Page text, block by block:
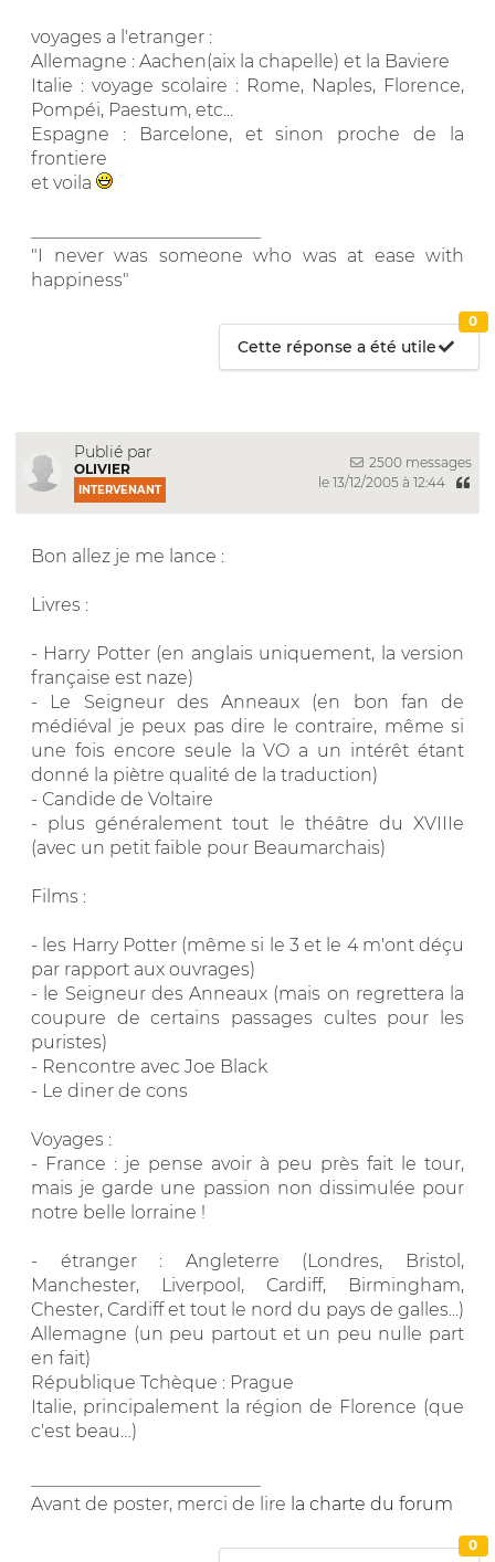
voyages a l'etranger :
Allemagne : Aachen(aix la chapelle) et la Baviere
Italie : voyage scolaire : Rome, Naples, Florence,
Pompéi, Paestum, etc...
Espagne : Barcelone, et sinon proche de la
frontiere
et voila
"I never was someone who was at ease with
happiness"
Cette réponse a été utile
0
Publié par
OLIVIER
INTERVENANT
2500 messages
le 13/12/2005 à 12:44
Bon allez je me lance :
Livres :
- Harry Potter (en anglais uniquement, la version
française est naze)
- Le Seigneur des Anneaux (en bon fan de
médiéval je peux pas dire le contraire, même si
une fois encore seule la VO a un intérêt étant
donné la piètre qualité de la traduction)
- Candide de Voltaire
- plus généralement tout le théâtre du XVIIIe
(avec un petit faible pour Beaumarchais)
Films :
- les Harry Potter (même si le 3 et le 4 m'ont déçu
par rapport aux ouvrages)
- le Seigneur des Anneaux (mais on regrettera la
coupure de certains passages cultes pour les
puristes)
- Rencontre avec Joe Black
- Le diner de cons
Voyages :
- France : je pense avoir à peu près fait le tour,
mais je garde une passion non dissimulée pour
notre belle lorraine !
- étranger : Angleterre (Londres, Bristol,
Manchester, Liverpool, Cardiff, Birmingham,
Chester, Cardiff et tout le nord du pays de galles...)
Allemagne (un peu partout et un peu nulle part
en fait)
République Tchèque : Prague
Italie, principalement la région de Florence (que
c'est beau…)
Avant de poster, merci de lire la charte du forum
0